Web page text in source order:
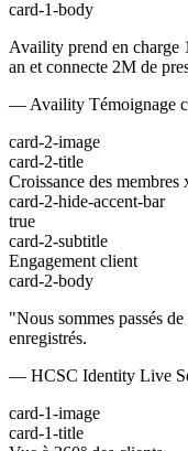
card-1-body
Availity prend en charge
an et connecte 2M de
— Availity Témoignage
card-2-image
card-2-title
Croissance des membres
card-2-hide-accent-bar
true
card-2-subtitle
Engagement client
card-2-body
"Nous sommes passés
enregistrés.
— HCSC Identity Live
card-1-image
card-1-title